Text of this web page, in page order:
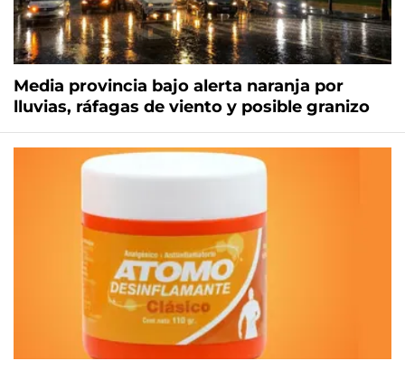
Media provincia bajo alerta naranja por
lluvias, ráfagas de viento y posible granizo